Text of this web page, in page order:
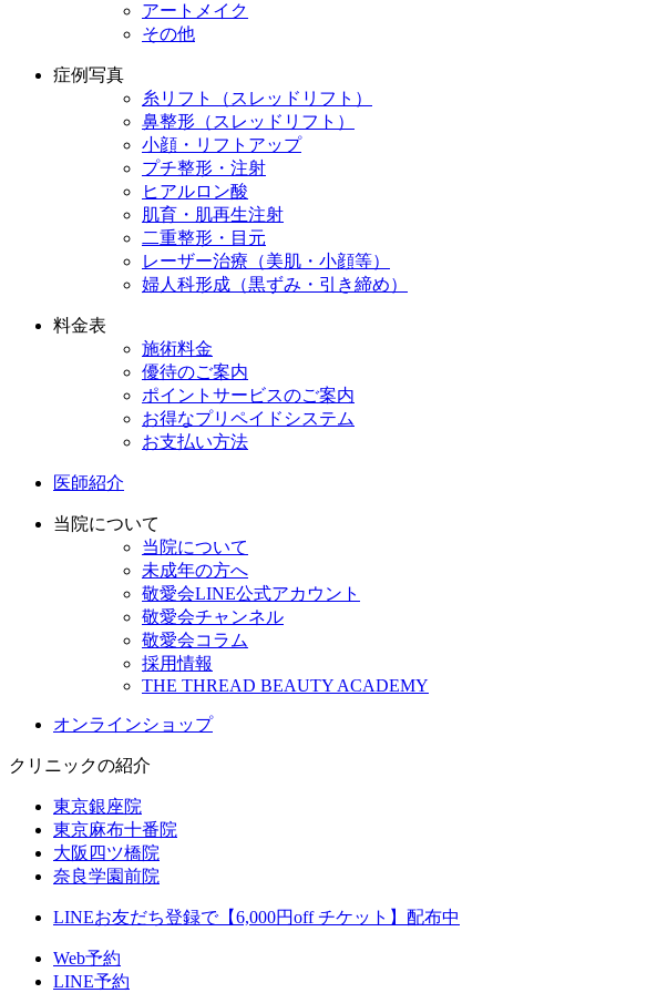
アートメイク
その他
症例写真
糸リフト（スレッドリフト）
鼻整形（スレッドリフト）
小顔・リフトアップ
プチ整形・注射
ヒアルロン酸
肌育・肌再生注射
二重整形・目元
レーザー治療（美肌・小顔等）
婦人科形成（黒ずみ・引き締め）
料金表
施術料金
優待のご案内
ポイントサービスのご案内
お得なプリペイドシステム
お支払い方法
医師紹介
当院について
当院について
未成年の方へ
敬愛会LINE公式アカウント
敬愛会チャンネル
敬愛会コラム
採用情報
THE THREAD BEAUTY ACADEMY
オンラインショップ
クリニックの紹介
東京銀座院
東京麻布十番院
大阪四ツ橋院
奈良学園前院
LINEお友だち登録で【6,000円off チケット】配布中
Web予約
LINE予約